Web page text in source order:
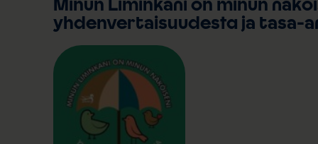
Minun Liminkani on minun
yhdenvertaisuudesta ja tasa-